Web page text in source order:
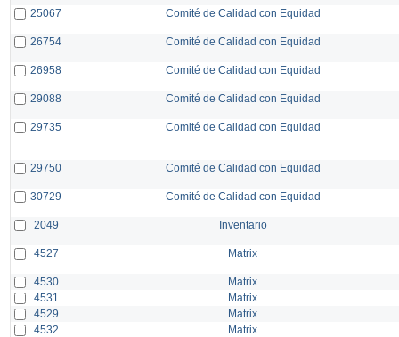
25067 Comité de Calidad con Equidad
26754 Comité de Calidad con Equidad
26958 Comité de Calidad con Equidad
29088 Comité de Calidad con Equidad
29735 Comité de Calidad con Equidad
29750 Comité de Calidad con Equidad
30729 Comité de Calidad con Equidad
2049 Inventario
4527 Matrix
4530
Matrix
4531
Matrix
4529
Matrix
4532
Matrix